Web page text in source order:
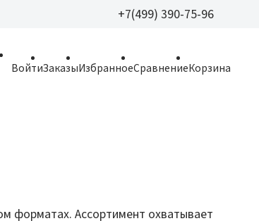
+7(499) 390-75-96
ВойтиЗаказыИзбранноеСравнениеКорзина
форматах. Ассортимент охватывает